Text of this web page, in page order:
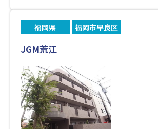
福岡県 福岡市早良区
JGM荒江